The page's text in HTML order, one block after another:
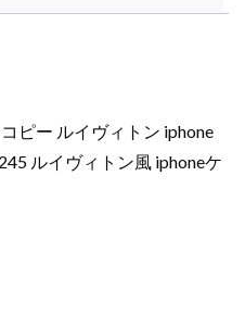
ピー ルイヴィトン iphone
ルイヴィトン風 iphoneケ